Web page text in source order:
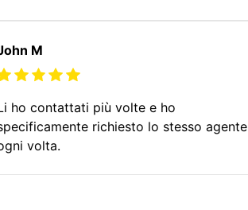
M
ho contattati più volte e ho
richiesto lo stesso agente
volta.